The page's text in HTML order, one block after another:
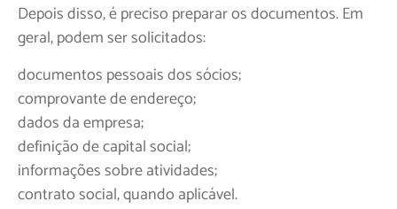
Depois disso, é preciso preparar os documentos. Em
geral, podem ser solicitados:
documentos pessoais dos sócios;
comprovante de endereço;
dados da empresa;
definição de capital social;
informações sobre atividades;
contrato social, quando aplicável.